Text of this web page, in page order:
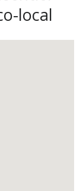
local